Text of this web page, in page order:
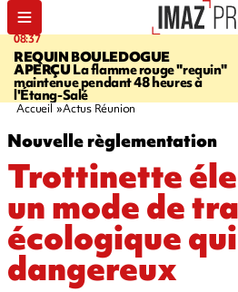
08:37
REQUIN BOULEDOGUE
APERÇU La flamme rouge "requin"
maintenue pendant 48 heures à
l'Étang-Salé
Accueil Actus Réunion
Nouvelle règlementation
Trottinette
un mode de
écologique
dangereux